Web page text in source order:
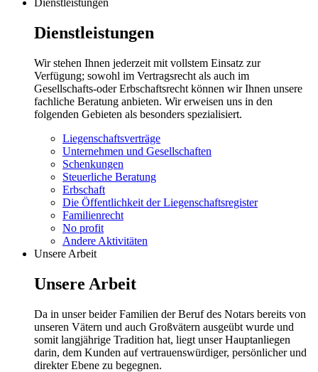
Dienstleistungen
Dienstleistungen
Wir stehen Ihnen jederzeit mit vollstem Einsatz zur
Verfügung; sowohl im Vertragsrecht als auch im
Gesellschafts-oder Erbschaftsrecht können wir Ihnen unsere
fachliche Beratung anbieten. Wir erweisen uns in den
folgenden Gebieten als besonders spezialisiert.
Liegenschaftsverträge
Unternehmen und Gesellschaften
Schenkungen
Steuerliche Beratung
Erbschaft
Die Öffentlichkeit der Liegenschaftsregister
Familienrecht
No profit
Andere Aktivitäten
Unsere Arbeit
Unsere Arbeit
Da in unser beider Familien der Beruf des Notars bereits von
unseren Vätern und auch Großvätern ausgeübt wurde und
somit langjährige Tradition hat, liegt unser Hauptanliegen
darin, dem Kunden auf vertrauenswürdiger, persönlicher und
direkter Ebene zu begegnen.